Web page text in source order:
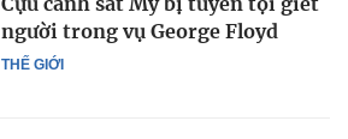
THẾ GIỚI
người trong vụ George Floyd